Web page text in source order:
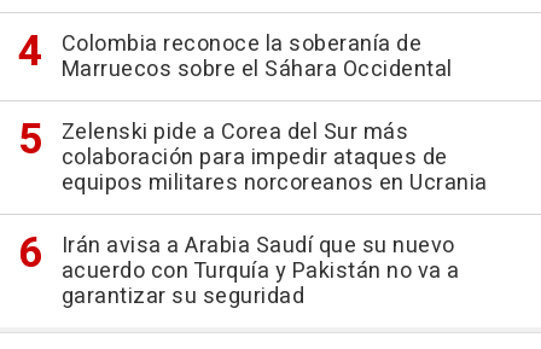
Colombia reconoce la soberanía de
Marruecos sobre el Sáhara Occidental
Zelenski pide a Corea del Sur más
colaboración para impedir ataques de
equipos militares norcoreanos en Ucrania
Irán avisa a Arabia Saudí que su nuevo
acuerdo con Turquía y Pakistán no va a
garantizar su seguridad